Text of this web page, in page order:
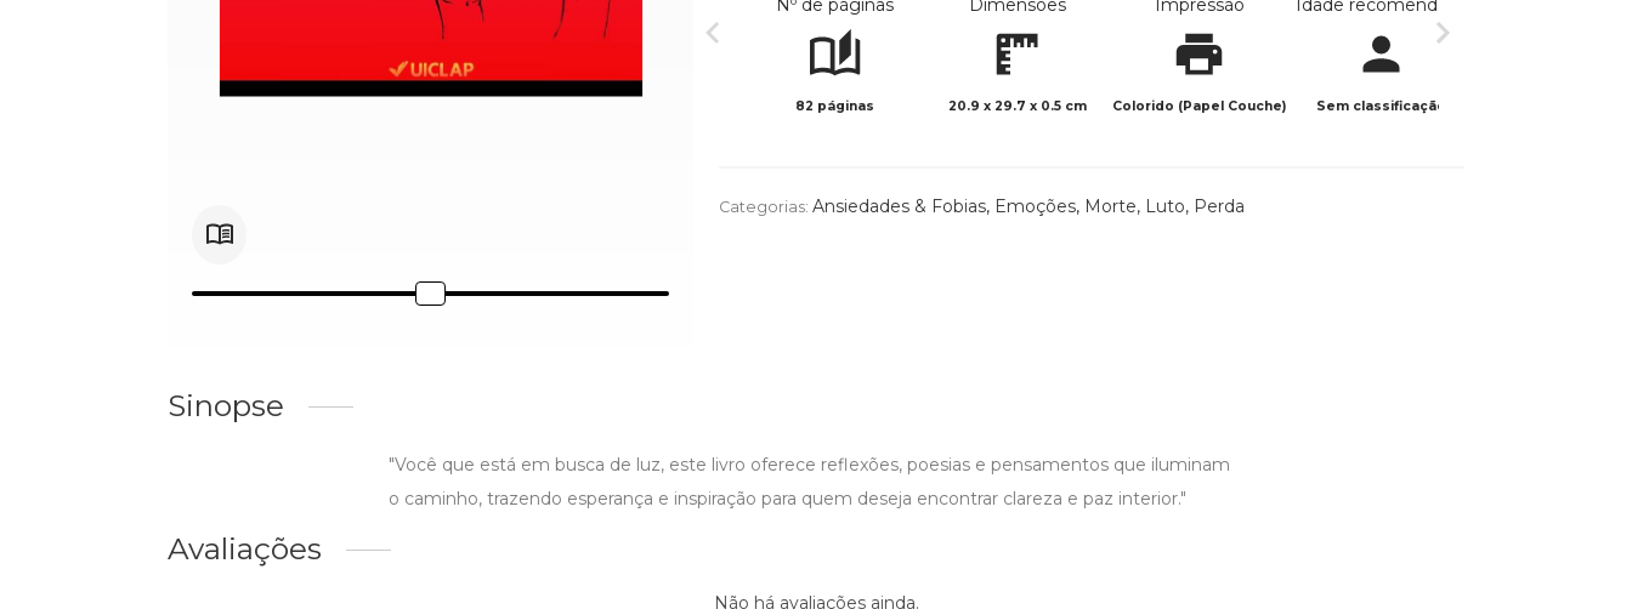
Nº de páginas
82 páginas
Dimensões
20.9 x 29.7 x 0.5 cm
Impressão
Colorido (Papel Couche)
Idade recomendada
Sem classificação
Categorias: Ansiedades & Fobias, Emoções, Morte, Luto, Perda
Sinopse
"Você que está em busca de luz, este livro oferece reflexões, poesias e pensamentos que iluminam
o caminho, trazendo esperança e inspiração para quem deseja encontrar clareza e paz interior."
Avaliações
Não há avaliações ainda.